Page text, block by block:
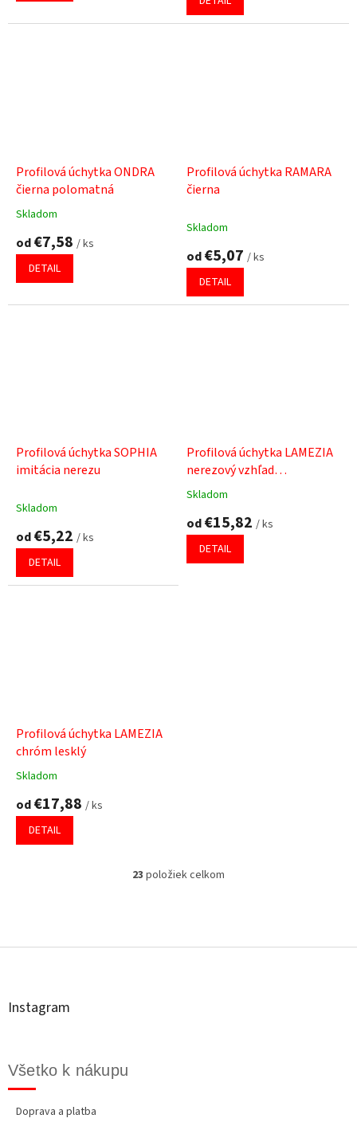
5
Profilová úchytka ONDRA
čierna polomatná
Priemerné
produktu
5,0
5
Skladom
od€7,58 / ks
DETAIL
Profilová úchytka RAMARA
čierna
Skladom
od€5,07 / ks
DETAIL
Profilová úchytka SOPHIA
imitácia nerezu
Skladom
od€5,22 / ks
DETAIL
Profilová úchytka LAMEZIA
nerezový vzhľad
kartáčovaný
Priemerné
produktu
5,0
Skladom
od€15,82 / ks
DETAIL
Profilová úchytka LAMEZIA
chróm lesklý
Priemerné
produktu
5,0
Skladom
od€17,88 / ks
DETAIL
O
d
23 položiek celkom
á
Instagram
Všetko k nákupu
Doprava a platba